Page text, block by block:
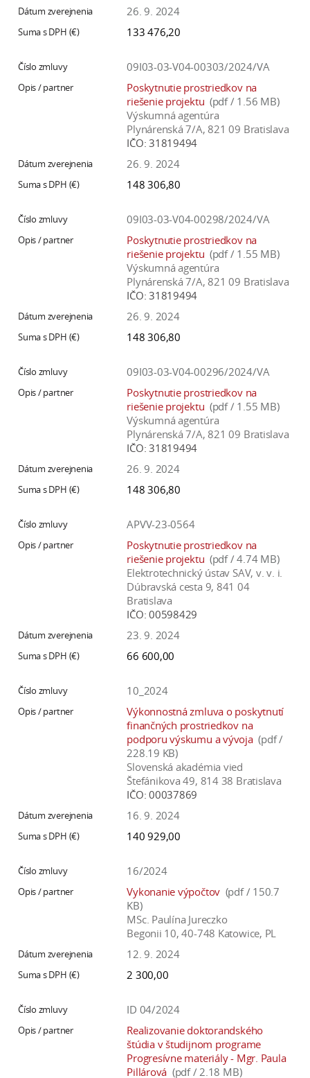
26. 9. 2024
133 476,20
09I03-03-V04-00303/2024/VA
Poskytnutie prostriedkov na
riešenie projektu (pdf / 1.56 MB)
Výskumná agentúra
Plynárenská 7/A, 821 09 Bratislava
IČO: 31819494
26. 9. 2024
148 306,80
09I03-03-V04-00298/2024/VA
Poskytnutie prostriedkov na
riešenie projektu (pdf / 1.55 MB)
Výskumná agentúra
Plynárenská 7/A, 821 09 Bratislava
IČO: 31819494
26. 9. 2024
148 306,80
09I03-03-V04-00296/2024/VA
Poskytnutie prostriedkov na
riešenie projektu (pdf / 1.55 MB)
Výskumná agentúra
Plynárenská 7/A, 821 09 Bratislava
IČO: 31819494
26. 9. 2024
148 306,80
APVV-23-0564
Poskytnutie prostriedkov na
riešenie projektu (pdf / 4.74 MB)
Elektrotechnický ústav SAV, v. v. i.
Dúbravská cesta 9, 841 04
Bratislava
IČO: 00598429
23. 9. 2024
66 600,00
10_2024
Výkonnostná zmluva o poskytnutí
finančných prostriedkov na
podporu výskumu a vývoja (pdf /
228.19 KB)
Slovenská akadémia vied
Štefánikova 49, 814 38 Bratislava
IČO: 00037869
16. 9. 2024
140 929,00
16/2024
Vykonanie výpočtov (pdf / 150.7
KB)
MSc. Paulína Jureczko
Begonii 10, 40-748 Katowice, PL
12. 9. 2024
2 300,00
ID 04/2024
Realizovanie doktorandského
štúdia v študijnom programe
Progresívne materiály - Mgr. Paula
Pillárová (pdf / 2.18 MB)